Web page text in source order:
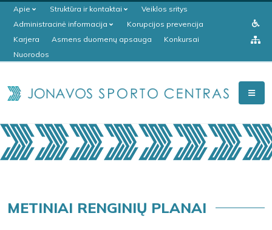
Apie Struktūra ir kontaktai
Veiklos sritys
Administracinė informacija
Korupcijos prevencija
Karjera
Asmens duomenų apsauga
Konkursai
Nuorodos
METINIAI RENGINIŲ PLANAI